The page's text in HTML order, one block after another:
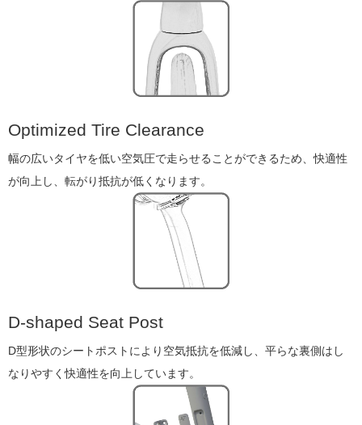
Optimized Tire Clearance
幅の広いタイヤを低い空気圧で走らせることができるため、快適性
が向上し、転がり抵抗が低くなります。
D-shaped Seat Post
D型形状のシートポストにより空気抵抗を低減し、平らな裏側はし
なりやすく快適性を向上しています。